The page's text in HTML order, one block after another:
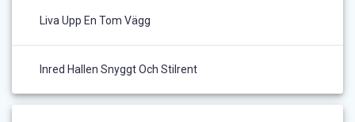
Liva Upp En Tom Vägg
Inred Hallen Snyggt Och Stilrent